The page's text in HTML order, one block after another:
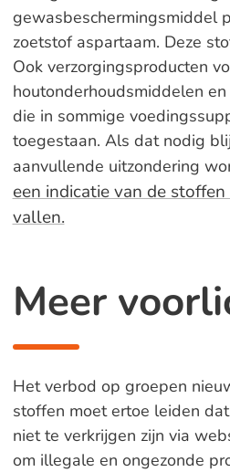
gewasbeschermingsmiddel
zoetstof aspartaam. Deze
Ook verzorgingsproducten
houtonderhoudsmiddelen
die in sommige
toegestaan. Als dat nodig
aanvullende uitzondering
een indicatie van de
vallen.
Meer
Het verbod op groepen
stoffen moet ertoe leiden
niet te verkrijgen zijn via
om illegale en ongezonde